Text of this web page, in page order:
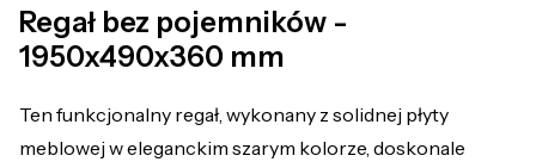
Regał bez pojemników -
1950x490x360 mm
Ten funkcjonalny regał, wykonany z solidnej płyty
meblowej w eleganckim szarym kolorze, doskonale